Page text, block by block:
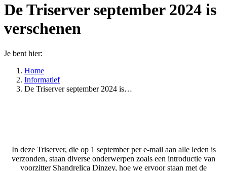
De Triserver september 2024 is
verschenen
Je bent hier:
Home
Informatief
De Triserver september 2024 is…
In deze Triserver, die op 1 september per e-mail aan alle leden is
verzonden, staan diverse onderwerpen zoals een introductie van
voorzitter Shandrelica Dinzey, hoe we ervoor staan met de